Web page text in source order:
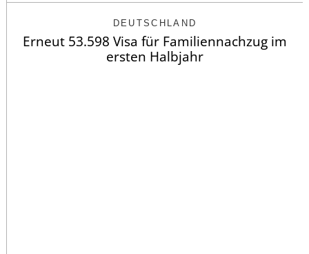
DEUTSCHLAND
Erneut 53.598 Visa für Familiennachzug im
ersten Halbjahr